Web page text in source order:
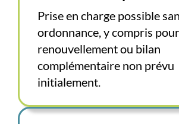
Prise en charge possible
ordonnance, y compris pour
renouvellement ou bilan
complémentaire non prévu
initialement.